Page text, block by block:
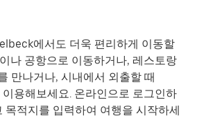
에서도 더욱 편리하게 이동할
나 공항으로 이동하거나, 레스토랑
만나거나, 시내에서 외출할 때
용해보세요. 온라인으로 로그인하
목적지를 입력하여 여행을 시작하세